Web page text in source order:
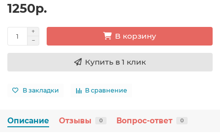
1250р.
В корзину
Купить в 1 клик
В закладки В сравнение
Описание Отзывы 0 Вопрос-ответ 0